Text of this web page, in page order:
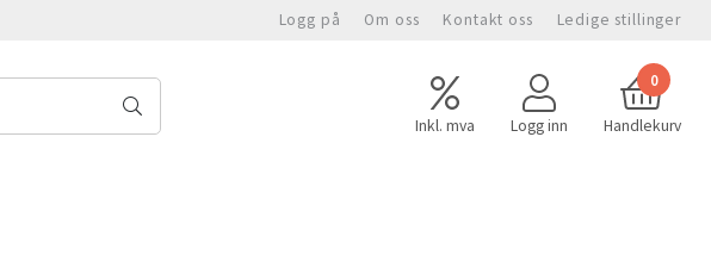
Logg på Om oss Kontakt oss Ledige stillinger
Inkl. mva Logg inn
0
Handlekurv